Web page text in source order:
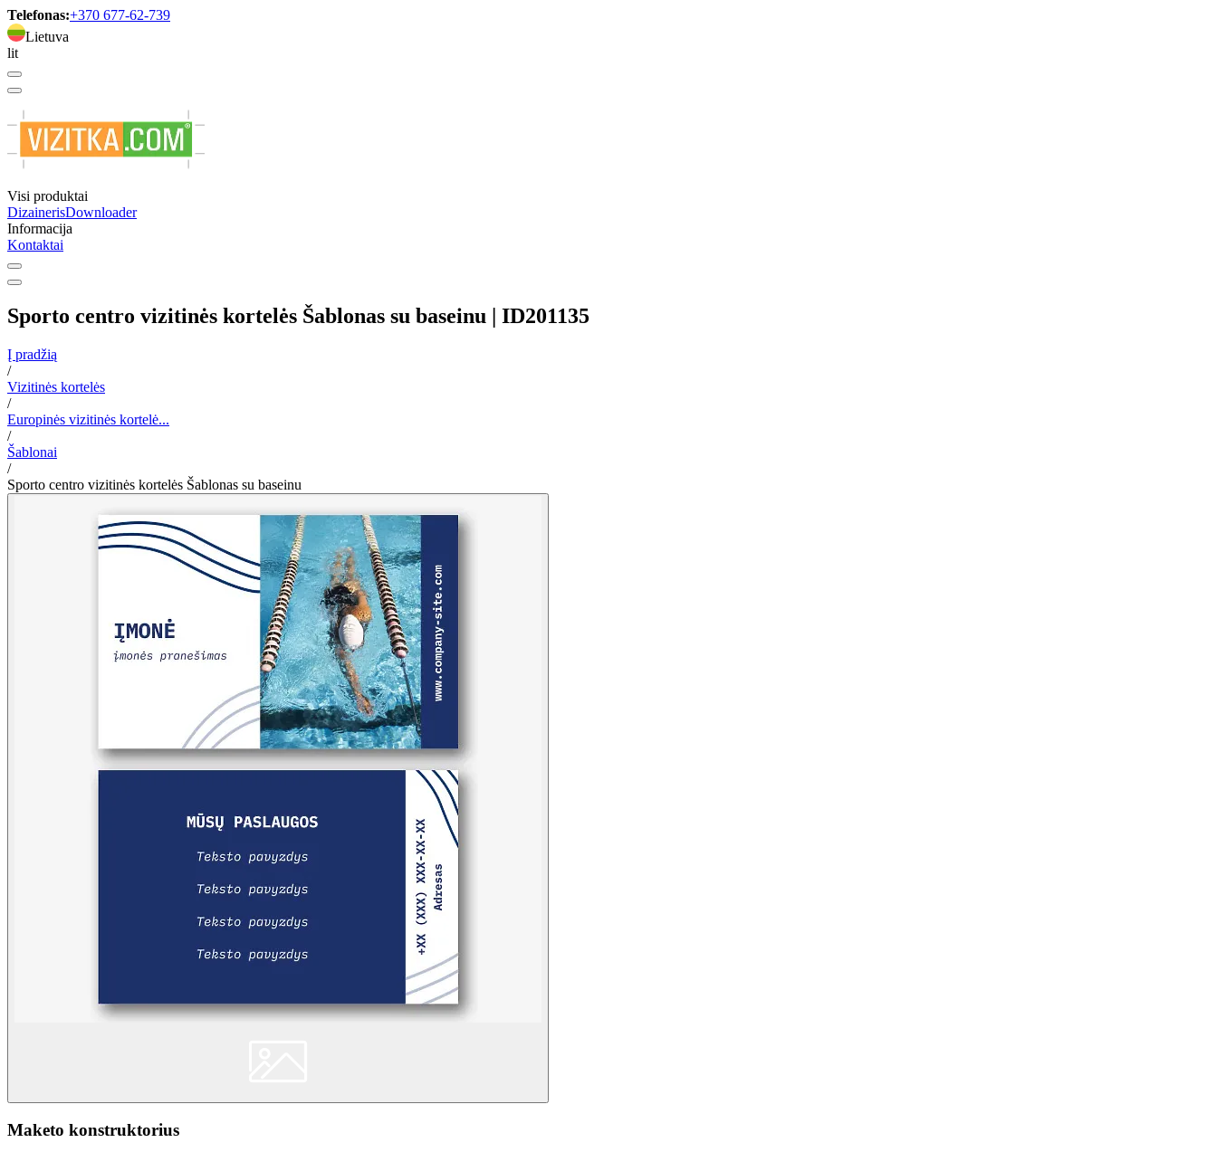
Telefonas:+370 677-62-739
Lietuva
lit
Visi produktai
DizainerisDownloader
Informacija
Kontaktai
Sporto centro vizitinės kortelės Šablonas su baseinu | ID201135
Į pradžią
/
Vizitinės kortelės
/
Europinės vizitinės kortelė...
/
Šablonai
/
Sporto centro vizitinės kortelės Šablonas su baseinu
Maketo konstruktorius